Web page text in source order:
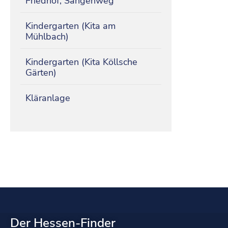
Kindergarten (Kita am
Mühlbach)
Kindergarten (Kita Köllsche
Gärten)
Kläranlage
Der Hessen-Finder